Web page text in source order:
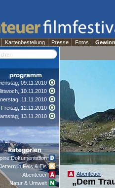
Kartenbestellung Presse Fotos
09.11.2010
10.11.2010
11.11.2010
Freitag, 12.11.2010
13.11.2010
Dokumentation
in Fels & Eis
Abenteuer
Natur & Umwelt
Abenteuer
„Dem